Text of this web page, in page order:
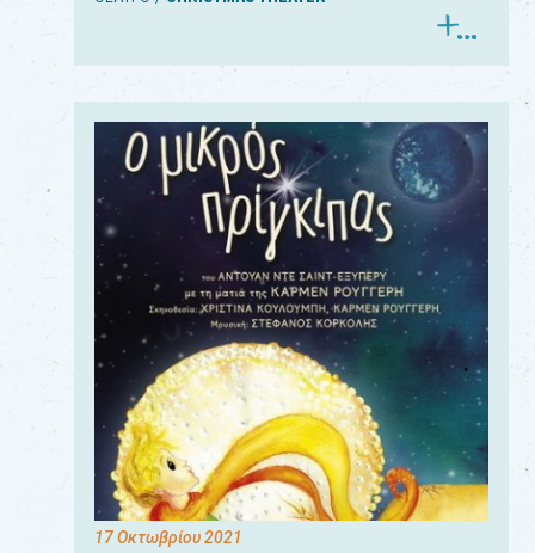
17 Οκτωβρίου 2021